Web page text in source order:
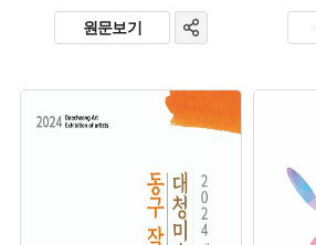
원문보기
유형 :
생산 :